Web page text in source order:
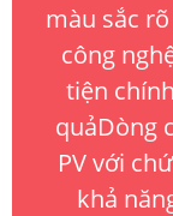
màu sắc
công
tiện
quảDòng
PV với
khả